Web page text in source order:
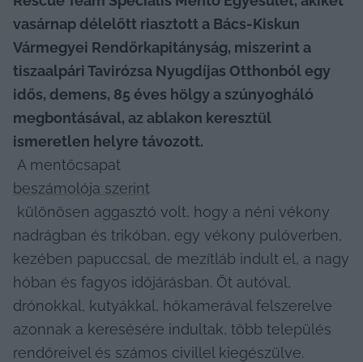
vasárnap délelőtt riasztott a Bács-Kiskun
Vármegyei Rendőrkapitányság, miszerint a
tiszaalpári Tavirózsa Nyugdíjas Otthonból egy
idős, demens, 85 éves hölgy a szúnyogháló
megbontásával, az ablakon keresztül
ismeretlen helyre távozott.
A mentőcsapat
beszámolója szerint
nadrágban és trikóban, egy vékony pulóverben,
kezében papuccsal, de mezítláb indult el, a nagy
hóban és fagyos időjárásban. Öt autóval,
drónokkal, kutyákkal, hőkamerával felszerelve
azonnak a keresésére indultak, több település
rendőreivel és számos civillel kiegészülve.